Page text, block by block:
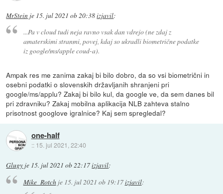
MrStein je 15. jul 2021 ob 20:38izjavil:
...Pa v cloud tudi neja ravno vsak dan vdrejo (ne zdaj z
amaterskimi stranmi, povej, kdaj so ukradli biometrične podatke
iz google/ms/apple coud-a).
Ampak res me zanima zakaj bi bilo dobro, da so vsi biometrični in
osebni podatki o slovenskih državljanih shranjeni pri
google/ms/applu? Zakaj bi bilo kul, da google ve, da sem danes bil
pri zdravniku? Zakaj mobilna aplikacija NLB zahteva stalno
prisotnost googlove igralnice? Kaj sem spregledal?
one-half
:: 15. jul 2021, 22:40
Glugy je 15. jul 2021 ob 22:17izjavil:
Mike_Rotchje 15. jul 2021 ob 19:17izjavil: